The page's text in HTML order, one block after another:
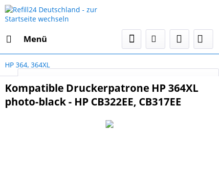
Menü
HP 364, 364XL
Kompatible Druckerpatrone HP 364XL
photo-black - HP CB322EE, CB317EE